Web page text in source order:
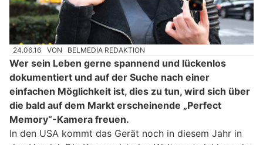
24.06.16 VON BELMEDIA REDAKTION
Wer sein Leben gerne spannend und lückenlos
dokumentiert und auf der Suche nach einer
einfachen Möglichkeit ist, dies zu tun, wird sich über
die bald auf dem Markt erscheinende „Perfect
Memory“-Kamera freuen.
In den USA kommt das Gerät noch in diesem Jahr in